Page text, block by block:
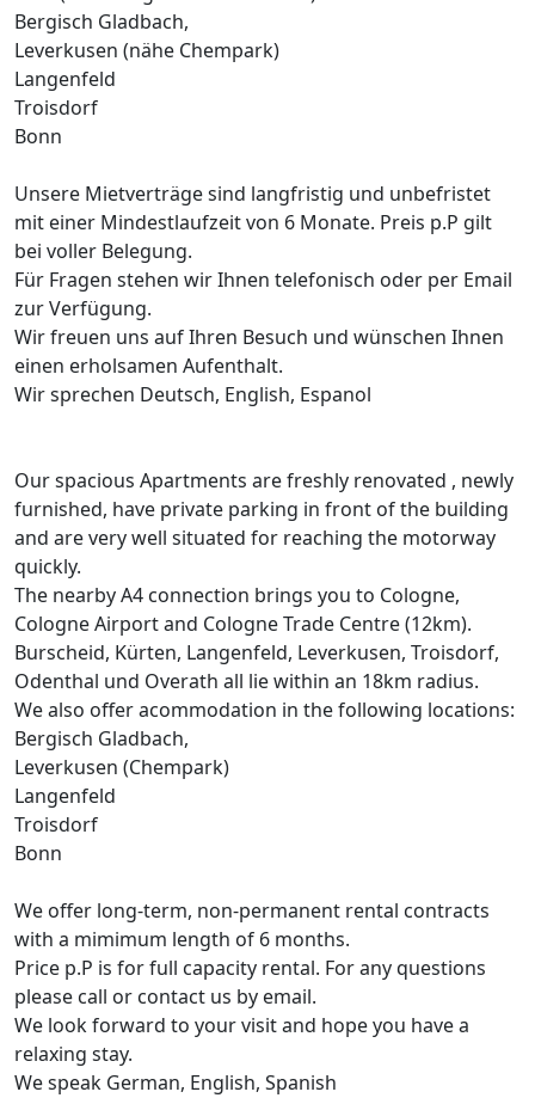
Bergisch Gladbach,
Leverkusen (nähe Chempark)
Langenfeld
Troisdorf
Bonn
Unsere Mietverträge sind langfristig und unbefristet
mit einer Mindestlaufzeit von 6 Monate. Preis p.P gilt
bei voller Belegung.
Für Fragen stehen wir Ihnen telefonisch oder per Email
zur Verfügung.
Wir freuen uns auf Ihren Besuch und wünschen Ihnen
einen erholsamen Aufenthalt.
Wir sprechen Deutsch, English, Espanol
Our spacious Apartments are freshly renovated , newly
furnished, have private parking in front of the building
and are very well situated for reaching the motorway
quickly.
The nearby A4 connection brings you to Cologne,
Cologne Airport and Cologne Trade Centre (12km).
Burscheid, Kürten, Langenfeld, Leverkusen, Troisdorf,
Odenthal und Overath all lie within an 18km radius.
We also offer acommodation in the following locations:
Bergisch Gladbach,
Leverkusen (Chempark)
Langenfeld
Troisdorf
Bonn
We offer long-term, non-permanent rental contracts
with a mimimum length of 6 months.
Price p.P is for full capacity rental. For any questions
please call or contact us by email.
We look forward to your visit and hope you have a
relaxing stay.
We speak German, English, Spanish